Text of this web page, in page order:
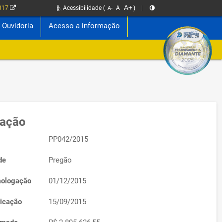
Acessibilidade ( A- A A+)
Ouvidoria Acesso a informação
PP042/2015
Pregão
01/12/2015
15/09/2015